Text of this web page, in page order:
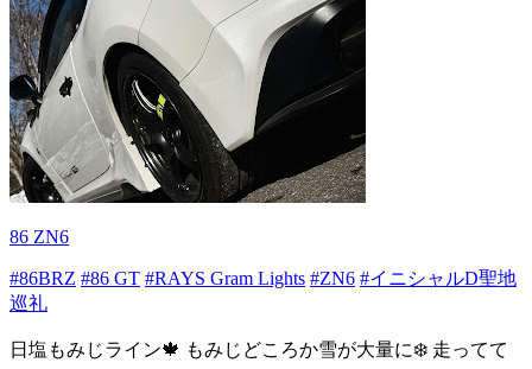
86 ZN6
#86BRZ #86 GT #RAYS Gram Lights #ZN6 #イニシャルD聖地
巡礼
日塩もみじライン🍁 もみじどころか雪が大量に❄️ 走ってて